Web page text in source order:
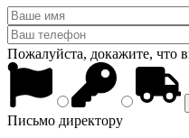
Пожалуйста, докажите, что
Письмо директору